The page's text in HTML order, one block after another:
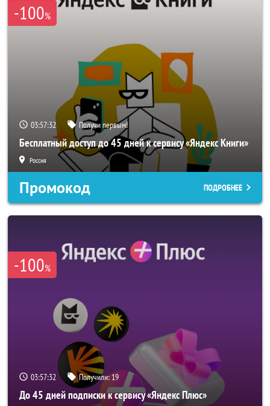
-100%
03:57:31 Получи первым!
Бесплатный доступ до 45 дней к сервису «Яндекс Книги»
Россия
Промокод ПОДРОБНЕЕ
-100%
03:57:31 Получили:19
До 45 дней подписки к сервису «Яндекс Плюс»